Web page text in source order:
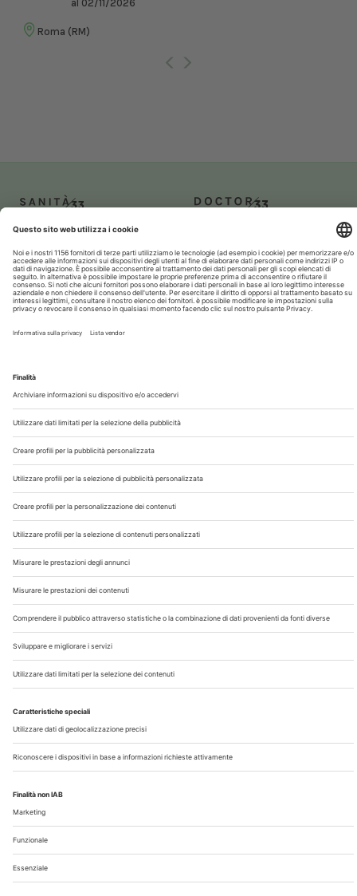
al 02/11/2026
Roma (RM)
Chi Siamo
Contatti
Note Legali
Privacy
©2026 Edra S.p.a | www.edraspa.it | P.iva 08056040960
| Tel. 02/881841 | Sede legale: Viale Enrico Forlanini 21 -
20134 Milano (Italy)
Registrazione Tribunale di Milano n° 5578/2022 del
5/05/2022